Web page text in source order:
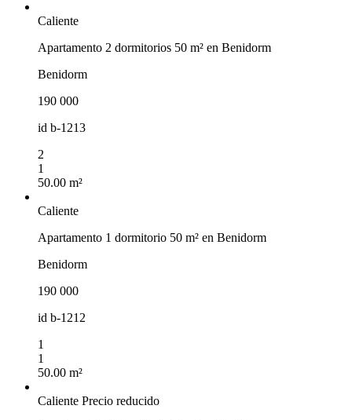
Caliente
Apartamento 2 dormitorios 50 m² en Benidorm
Benidorm
190 000
id b-1213
2
1
50.00 m²
Caliente
Apartamento 1 dormitorio 50 m² en Benidorm
Benidorm
190 000
id b-1212
1
1
50.00 m²
Caliente Precio reducido